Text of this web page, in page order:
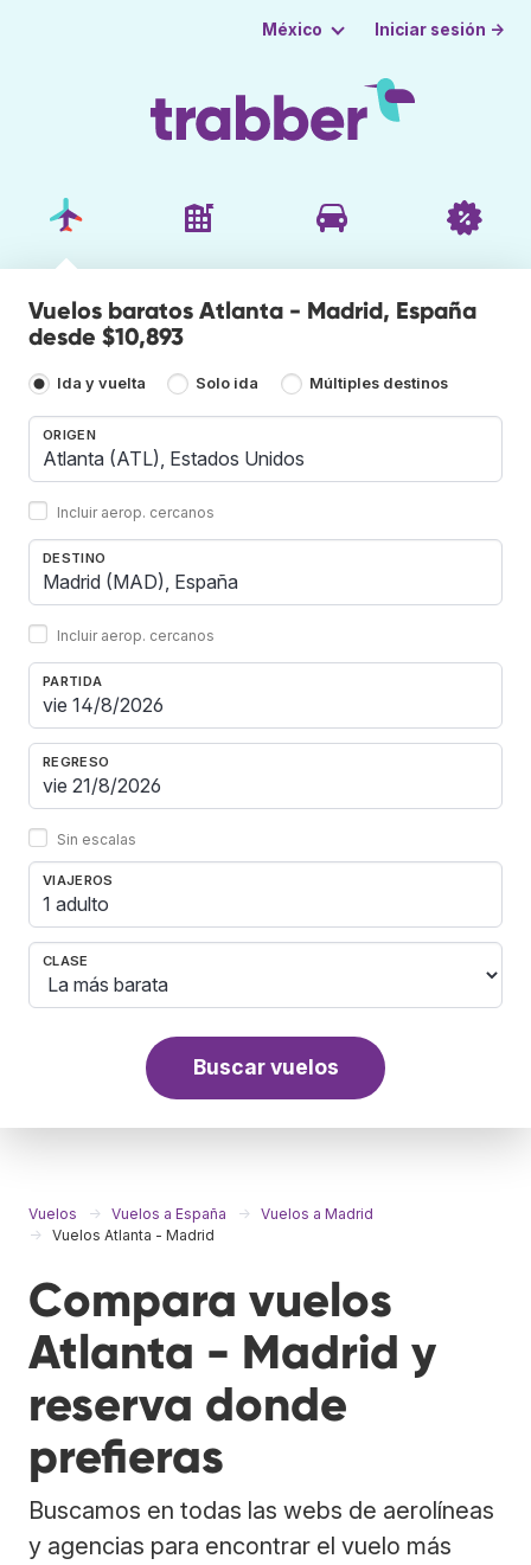
México Iniciar sesión →
Vuelos baratos Atlanta - Madrid, España
desde $10,893
Ida y vuelta Solo ida Múltiples destinos
ORIGEN
Incluir aerop. cercanos
DESTINO
Incluir aerop. cercanos
PARTIDA
REGRESO
Sin escalas
VIAJEROS
1 adulto
CLASE
Buscar vuelos
Vuelos Vuelos a España
Vuelos a Madrid
Vuelos Atlanta - Madrid
Compara vuelos
Atlanta - Madrid y
reserva donde
prefieras
Buscamos en todas las webs de aerolíneas
y agencias para encontrar el vuelo más